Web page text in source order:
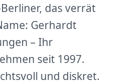
das verrät
Gerhardt
– Ihr
seit 1997.
und diskret.